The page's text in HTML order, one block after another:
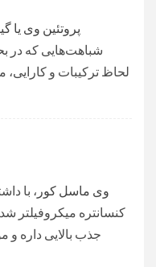
پروتئین وی یا
شباهت‌هایی که در
لحاظ ترکیبات و
وی ماسل کور ، با
کنسانتره میکروفیلتر
جذب بالایی داره و